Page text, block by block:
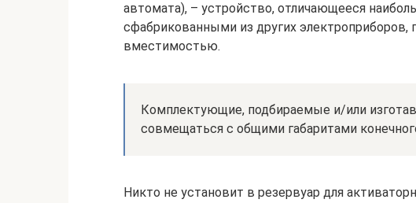
автомата), – устройство, отличающееся
сфабрикованными из других электроприборов,
вместимостью.
Комплектующие, подбираемые и/или
совмещаться с общими габаритами
Никто не установит в резервуар для